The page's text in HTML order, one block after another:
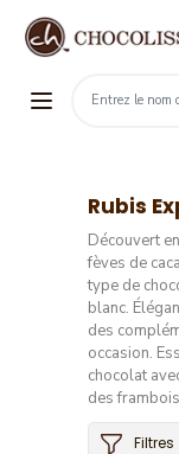
Rubis
Découvert
fèves de
type de
blanc.
des
occasion.
chocolat
des
Filtres